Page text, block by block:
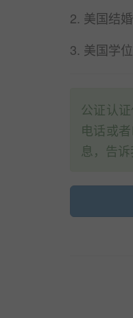
2. 美国结
3. 美国学
公证认
电话或
息，告